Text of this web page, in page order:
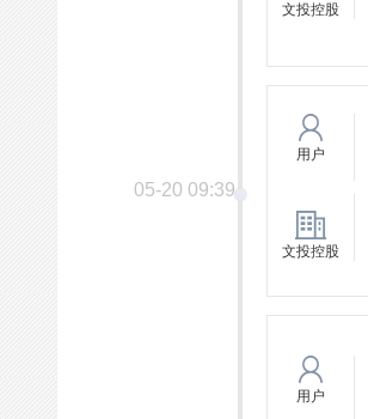
文投控股
05-20 09:39
用户
文投控股
用户